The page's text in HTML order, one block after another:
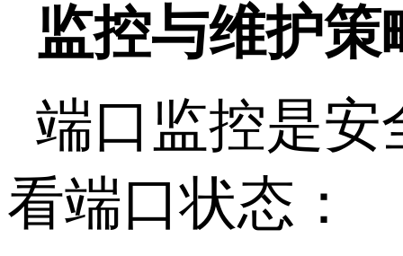
监控与维护策
端口监控是安
看端口状态：